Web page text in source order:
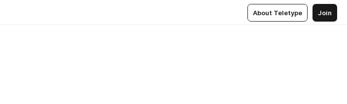
About Teletype Join